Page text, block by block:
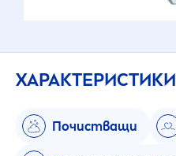
ХАРАКТЕРИСТИКИ
Почистващи